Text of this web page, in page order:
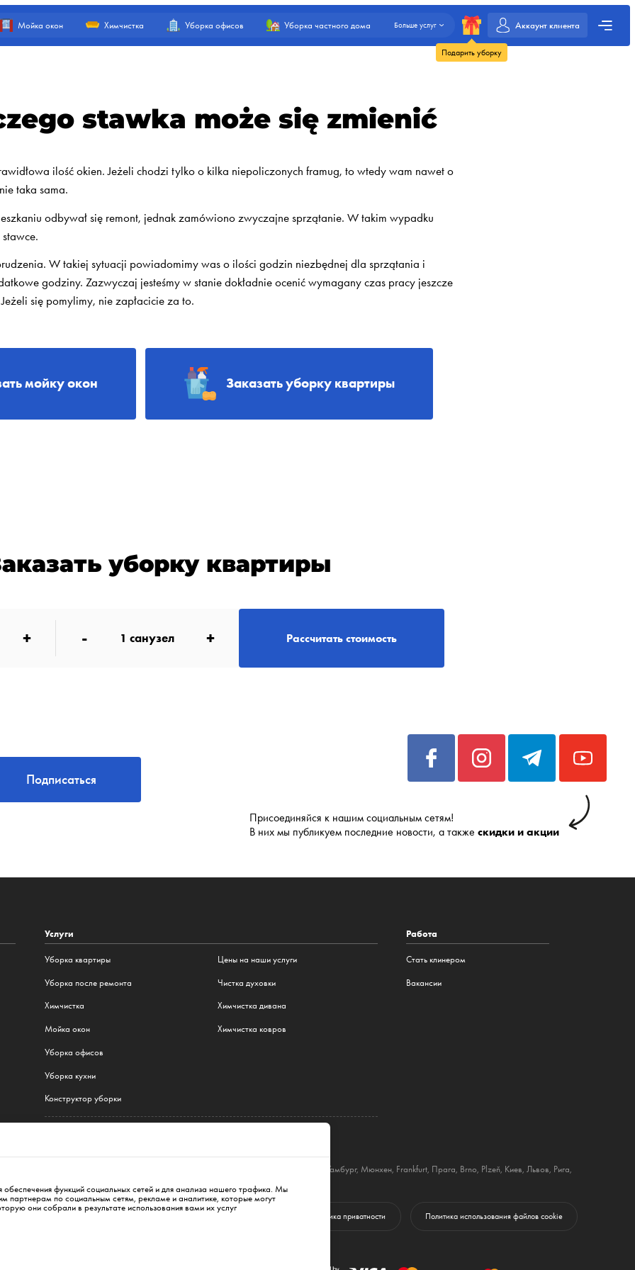
функций социальных сетей и для анализа нашего трафика. Мы
по социальным сетям, рекламе и аналитике, которые могут
они собрали в результате использования вами их услуг
Мойка окон Химчистка Уборка офисов Уборка частного дома Больше услуг
Подарить уборку
Аккаунт клиента
stawka może się zmienić
ilość okien. Jeżeli chodzi tylko o kilka niepoliczonych framug, to wtedy wam nawet o
taka sama.
odbywał się remont, jednak zamówiono zwyczajne sprzątanie. W takim wypadku
W takiej sytuacji powiadomimy was o ilości godzin niezbędnej dla sprzątania i
godziny. Zazwyczaj jesteśmy w stanie dokładnie ocenić wymagany czas pracy jeszcze
się pomylimy, nie zapłacicie za to.
мойку окон Заказать уборку квартиры
уборку квартиры
+ - 1 санузел + Рассчитать стоимость
Подписаться
Присоединяйся к нашим социальным сетям!
В них мы публикуем последние новости, а также скидки и акции
Услуги
Уборка квартиры
Уборка после ремонта
Химчистка
Мойка окон
Уборка офисов
Уборка кухни
Конструктор уборки
Цены на наши услуги
Чистка духовки
Химчистка дивана
Химчистка ковров
Работа
Стать клинером
Вакансии
Гамбург, Мюнхен, Frankfurt, Прага, Brno, Plzeň, Киев, Львов, Рига,
845 bialystok@cleanwhale.pl Политика приватности Политика использования файлов cookie